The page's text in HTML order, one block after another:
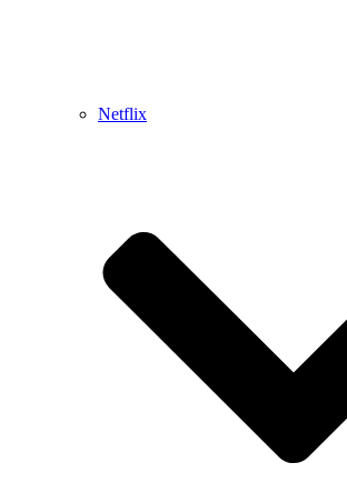
Netflix